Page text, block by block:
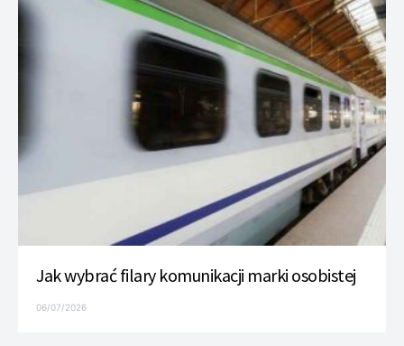
Jak wybrać filary komunikacji marki osobistej
06/07/2026